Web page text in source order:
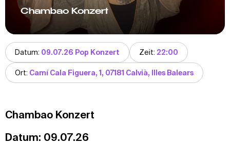
Chambao Konzert
Datum: 09.07.26 Pop Konzert Zeit: 22:00
Ort: Camí Cala Figuera, 1, 07181 Calvià, Illes Balears
Chambao Konzert
Datum: 09.07.26